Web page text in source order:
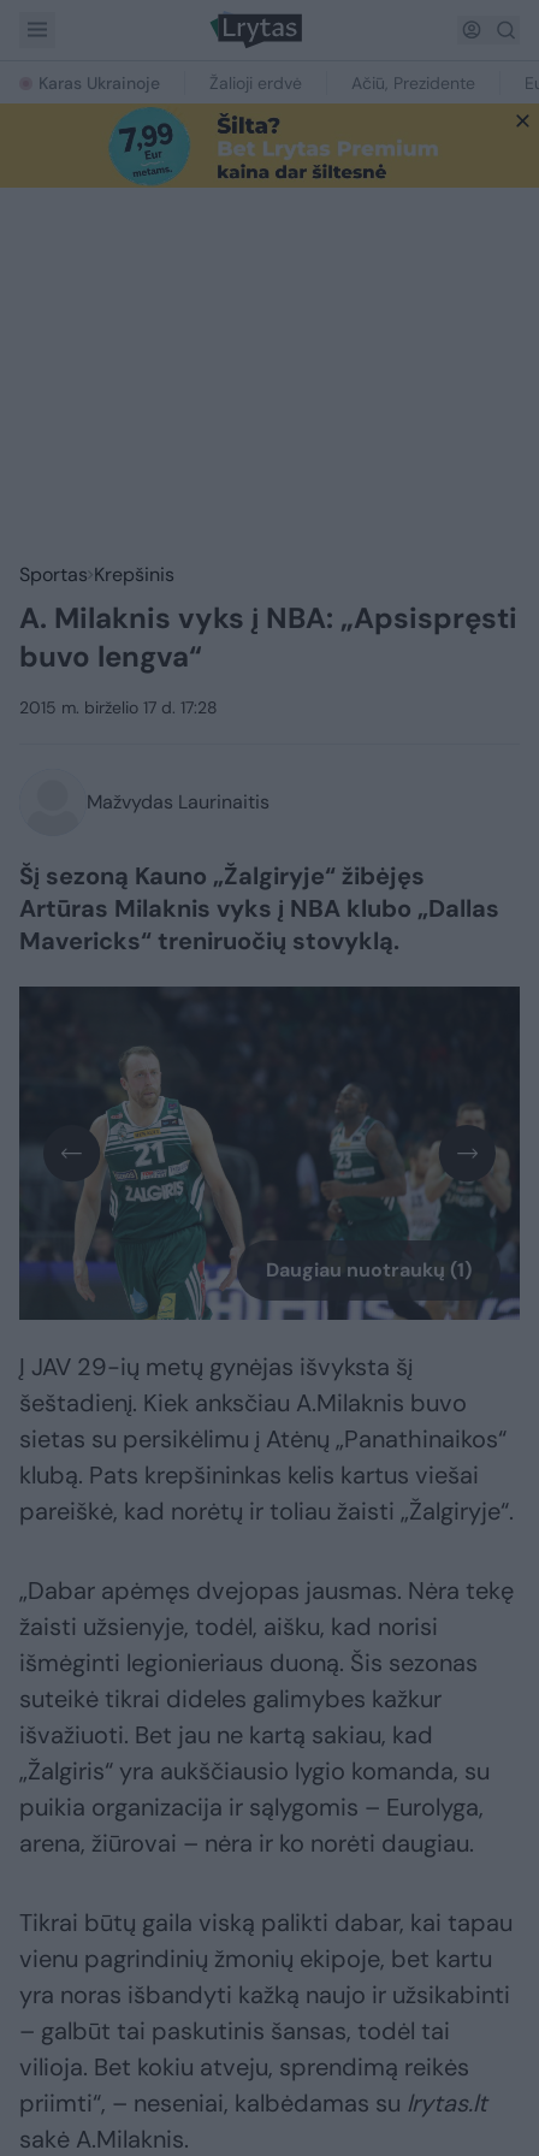
Karas Ukrainoje Žalioji erdvė Ačiū, Prezidente
Sportas Krepšinis
A. Milaknis vyks į NBA: „Apsispręsti
buvo lengva“
2015 m. birželio 17 d. 17:28
Mažvydas Laurinaitis
Šį sezoną Kauno „Žalgiryje“ žibėjęs
Artūras Milaknis vyks į NBA klubo „Dallas
Mavericks“ treniruočių stovyklą.
Daugiau nuotraukų (1)
Į JAV 29-ių metų gynėjas išvyksta šį
šeštadienį. Kiek anksčiau A.Milaknis buvo
sietas su persikėlimu į Atėnų „Panathinaikos“
klubą. Pats krepšininkas kelis kartus viešai
pareiškė, kad norėtų ir toliau žaisti „Žalgiryje“.
„Dabar apėmęs dvejopas jausmas. Nėra tekę
žaisti užsienyje, todėl, aišku, kad norisi
išmėginti legionieriaus duoną. Šis sezonas
suteikė tikrai dideles galimybes kažkur
išvažiuoti. Bet jau ne kartą sakiau, kad
„Žalgiris“ yra aukščiausio lygio komanda, su
puikia organizacija ir sąlygomis – Eurolyga,
arena, žiūrovai – nėra ir ko norėti daugiau.
Tikrai būtų gaila viską palikti dabar, kai tapau
vienu pagrindinių žmonių ekipoje, bet kartu
yra noras išbandyti kažką naujo ir užsikabinti
– galbūt tai paskutinis šansas, todėl tai
vilioja. Bet kokiu atveju, sprendimą reikės
priimti“, – neseniai, kalbėdamas su lrytas.lt
sakė A.Milaknis.